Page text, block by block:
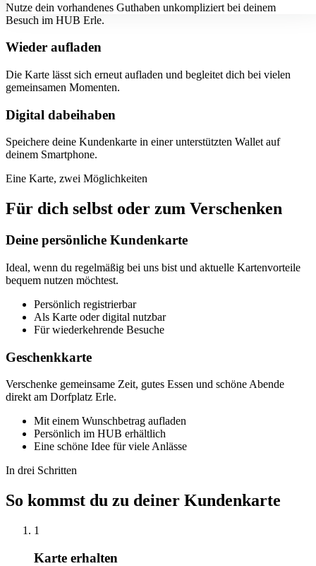
Nutze dein vorhandenes Guthaben unkompliziert bei deinem
Besuch im HUB Erle.
Wieder aufladen
Die Karte lässt sich erneut aufladen und begleitet dich bei vielen
gemeinsamen Momenten.
Digital dabeihaben
Speichere deine Kundenkarte in einer unterstützten Wallet auf
deinem Smartphone.
Eine Karte, zwei Möglichkeiten
Für dich selbst oder zum Verschenken
Deine persönliche Kundenkarte
Ideal, wenn du regelmäßig bei uns bist und aktuelle Kartenvorteile
bequem nutzen möchtest.
Persönlich registrierbar
Als Karte oder digital nutzbar
Für wiederkehrende Besuche
Geschenkkarte
Verschenke gemeinsame Zeit, gutes Essen und schöne Abende
direkt am Dorfplatz Erle.
Mit einem Wunschbetrag aufladen
Persönlich im HUB erhältlich
Eine schöne Idee für viele Anlässe
In drei Schritten
So kommst du zu deiner Kundenkarte
1
Karte erhalten